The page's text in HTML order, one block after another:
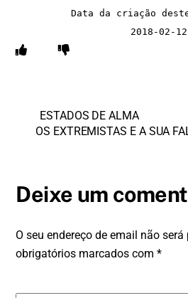
Data da criação
2018-02-12
ESTADOS DE ALMA
OS EXTREMISTAS E A SUA
Deixe um
O seu endereço de email não
obrigatórios marcados com*